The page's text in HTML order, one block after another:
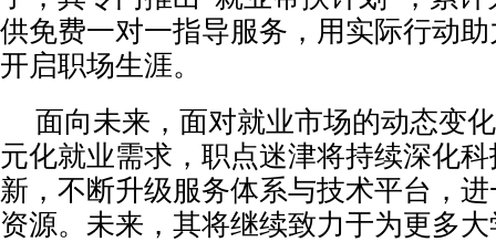
供免费一对一指导服务，用实际行动
开启职场生涯。
面向未来，面对就业市场的动态变
元化就业需求，职点迷津将持续深化
新，不断升级服务体系与技术平台，
资源。未来，其将继续致力于为更多